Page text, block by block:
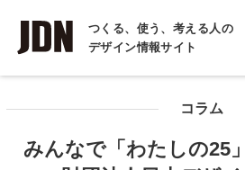
つくる、使う、考える人の
デザイン情報サイト
INTERVIEW
インタビュー
コラム
みんなで「わたしの25